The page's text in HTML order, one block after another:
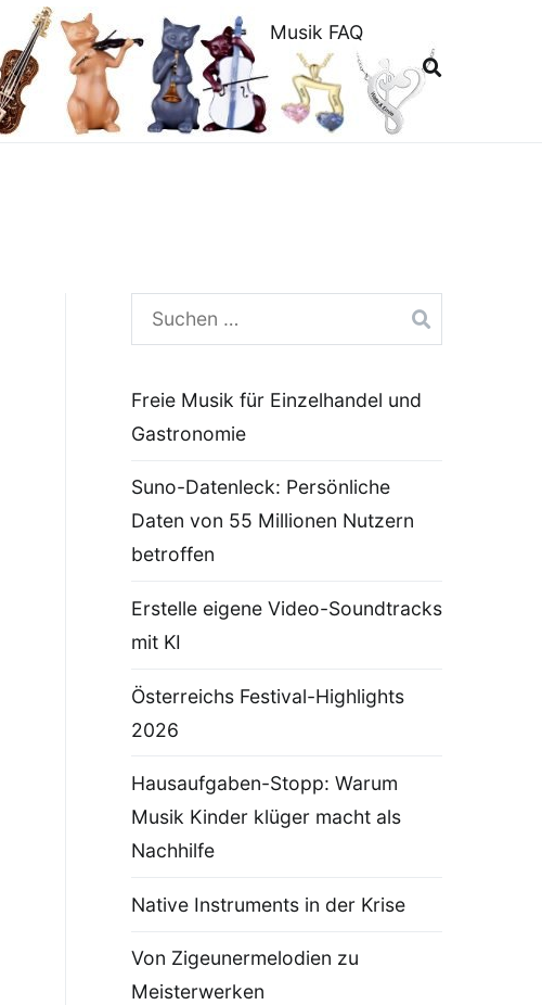
Musik FAQ
Suchen
nach:
Freie Musik für Einzelhandel und
Gastronomie
Suno-Datenleck: Persönliche
Daten von 55 Millionen Nutzern
betroffen
Erstelle eigene Video-Soundtracks
mit KI
Österreichs Festival-Highlights
2026
Hausaufgaben-Stopp: Warum
Musik Kinder klüger macht als
Nachhilfe
Native Instruments in der Krise
Von Zigeunermelodien zu
Meisterwerken